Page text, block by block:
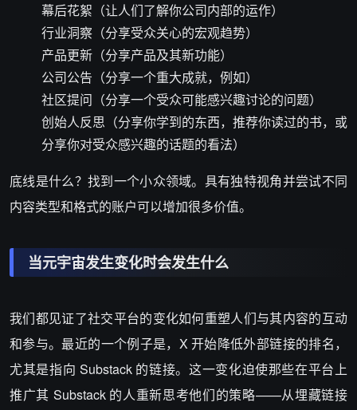
幕后花絮（让人们了解你公司内部的运作）
行业洞察（分享受众关心的宏观趋势）
产品更新（分享产品及其新功能）
公司公告（分享一个重大成就，例如）
社区提问（分享一个受众可能感兴趣讨论的问题）
创始人反思（分享你学到的东西，推荐你读过的书，或
分享你对受众感兴趣的话题的看法）
底线是什么？找到一个小众领域。具有独特视角并尝试不同
内容类型和格式的账户可以增加很多价值。
当元宇宙发生变化时会发生什么
我们都见证了社交平台的变化如何重塑人们与其内容的互动
和参与。最近的一个例子是，X 开始降低外部链接的排名，
尤其是指向 Substack 的链接。这一变化迫使那些在平台上
推广其 Substack 的人重新思考他们的策略——从埋藏链接